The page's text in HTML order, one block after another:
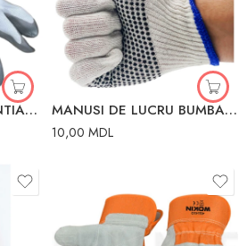
MANUSI DE LUCRU ANTIALUNECARE MANUSI DE LUCRU BUMBAC VERDE TDM
10,00 MDL